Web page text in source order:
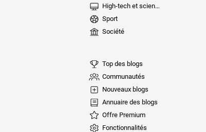
High-tech et sciences
Sport
Société
Top des blogs
Communautés
Nouveaux blogs
Annuaire des blogs
Offre Premium
Fonctionnalités